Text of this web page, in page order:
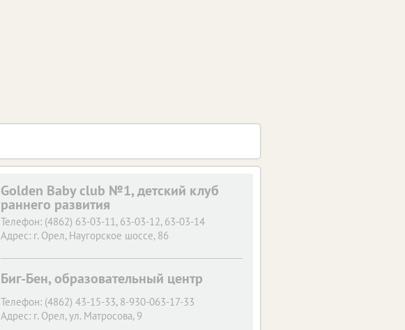
Golden Baby club №1, детский клуб
раннего развития
Телефон: (4862) 63-03-11, 63-03-12, 63-03-14
Адрес: г. Орел, Наугорское шоссе, 86
Биг-Бен, образовательный центр
Телефон: (4862) 43-15-33, 8-930-063-17-33
Адрес: г. Орел, ул. Матросова, 9